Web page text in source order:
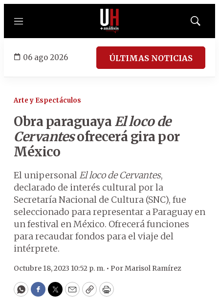
Menú
Mostrar
06 ago 2026 ÚLTIMAS NOTICIAS
Arte y Espectáculos
Obra paraguaya El loco de
Cervantesofrecerá gira por
México
El unipersonalEl loco de Cervantes,
declarado de interés cultural por la
Secretaría Nacional de Cultura (SNC), fue
seleccionado para representar a Paraguay en
un festival en México. Ofrecerá funciones
para recaudar fondos para el viaje del
intérprete.
Octubre 18, 2023 10:52 p. m. • PorMarisol Ramírez
WhatsApp
Facebook
Twitter
EmailCopyPrint